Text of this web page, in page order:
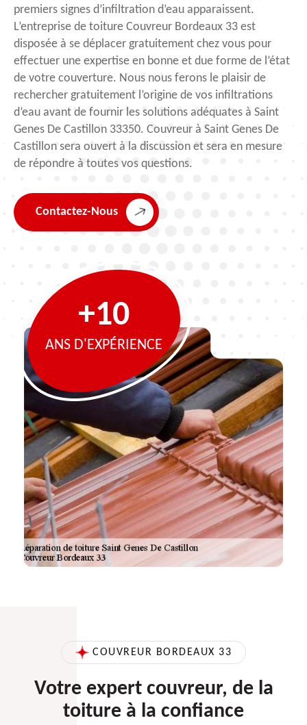
premiers signes d’infiltration d’eau apparaissent.
L’entreprise de toiture Couvreur Bordeaux 33 est
disposée à se déplacer gratuitement chez vous pour
effectuer une expertise en bonne et due forme de l’état
de votre couverture. Nous nous ferons le plaisir de
rechercher gratuitement l’origine de vos infiltrations
d’eau avant de fournir les solutions adéquates à Saint
Genes De Castillon 33350. Couvreur à Saint Genes De
Castillon sera ouvert à la discussion et sera en mesure
de répondre à toutes vos questions.
Contactez-Nous
+10
ANS D'EXPÉRIENCE
COUVREUR BORDEAUX 33
Votre expert couvreur, de la
toiture à la confiance